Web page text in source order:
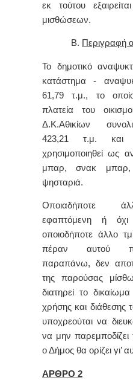
εκ τούτου
μισθώσεων.
Β. Περιγραφή
Το δημοτικό
κατάστημα -
61,79 τ.μ., το
πλατεία του
Δ.Κ.Αθικίων
423,21 τ.μ.
χρησιμοποιηθεί ως
μπαρ, σνακ μπαρ,
ψησταριά.
Οποιαδήποτε
εφαπτόμενη ή
οποιοδήποτε άλλο
πέραν αυτού
παραπάνω, δεν
της παρούσας
διατηρεί το
χρήσης και διάθεσης
υποχρεούται να
να μην παρεμποδίζει
ο Δήμος θα ορίζει γι’
ΑΡΘΡΟ 2